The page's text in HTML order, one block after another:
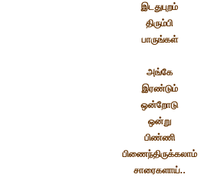
இடதுபுறம்
திரும்பி
பாருங்கள்
அங்கே
இரண்டும்
ஒன்றோடு
ஒன்று
பிண்ணி
பிணைந்திருக்கலாம்
சாரைகளாய்..